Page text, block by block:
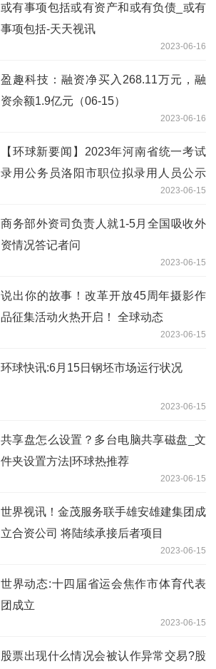
或有事项包括或有资产和或有负债_或有
事项包括-天天视讯
2023-06-16
盈趣科技：融资净买入268.11万元，融
资余额1.9亿元（06-15）
2023-06-16
【环球新要闻】2023年河南省统一考试
录用公务员洛阳市职位拟录用人员公示
2023-06-15
商务部外资司负责人就1-5月全国吸收外
资情况答记者问
2023-06-15
说出你的故事！改革开放45周年摄影作
品征集活动火热开启！ 全球动态
2023-06-15
环球快讯:6月15日钢坯市场运行状况
2023-06-15
共享盘怎么设置？多台电脑共享磁盘_文
件夹设置方法|环球热推荐
2023-06-15
世界视讯！金茂服务联手雄安雄建集团成
立合资公司 将陆续承接后者项目
2023-06-15
世界动态:十四届省运会焦作市体育代表
团成立
2023-06-15
股票出现什么情况会被认作异常交易?股